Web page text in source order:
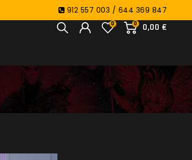
912 557 003 / 644 369 847
0
0,00 €
0